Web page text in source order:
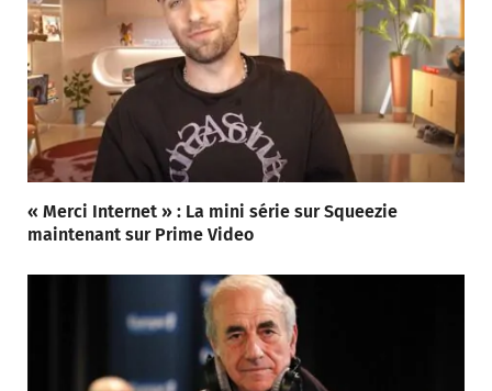
« Merci Internet » : La mini série sur Squeezie
maintenant sur Prime Video